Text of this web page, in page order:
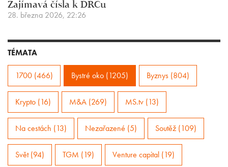
Zajímavá čísla k DRCu
28. března 2026, 22:26
TÉMATA
1700 (466) Bystré oko (1205) Byznys (804)
Krypto (16) M&A (269) MS.tv (13)
Na cestách (13) Nezařazené (5) Soutěž (109)
Svět (94) TGM (19) Venture capital (19)